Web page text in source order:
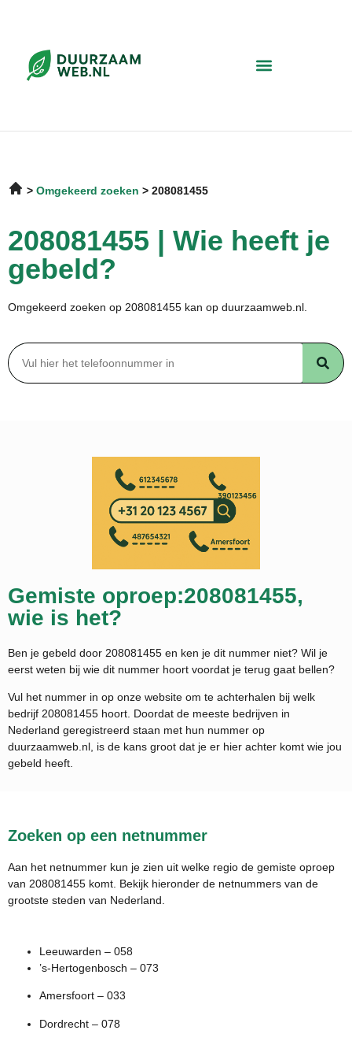
Omgekeerd zoeken 208081455
208081455 | Wie heeft je
gebeld?
Omgekeerd zoeken op 208081455 kan op duurzaamweb.nl.
Gemiste oproep:208081455,
wie is het?
Ben je gebeld door 208081455 en ken je dit nummer niet? Wil je
eerst weten bij wie dit nummer hoort voordat je terug gaat bellen?
Vul het nummer in op onze website om te achterhalen bij welk
bedrijf 208081455 hoort. Doordat de meeste bedrijven in
Nederland geregistreerd staan met hun nummer op
duurzaamweb.nl, is de kans groot dat je er hier achter komt wie jou
gebeld heeft.
Zoeken op een netnummer
Aan het netnummer kun je zien uit welke regio de gemiste oproep
van 208081455 komt. Bekijk hieronder de netnummers van de
grootste steden van Nederland.
Leeuwarden – 058
’s-Hertogenbosch – 073
Amersfoort – 033
Dordrecht – 078